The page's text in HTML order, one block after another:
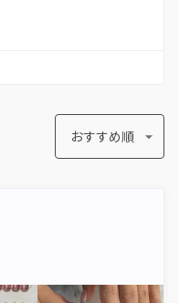
おすすめ順